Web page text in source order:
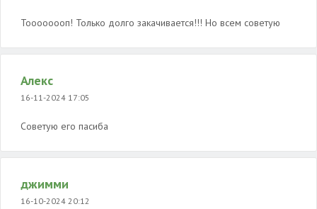
Тоооооооп! Только долго закачивается!!! Но всем советую
Алекс
16-11-2024 17:05
Советую его пасиба
джимми
16-10-2024 20:12